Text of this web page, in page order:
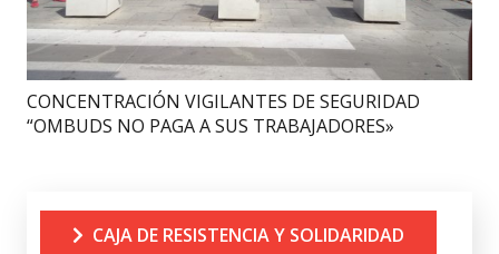
CONCENTRACIÓN VIGILANTES DE SEGURIDAD
“OMBUDS NO PAGA A SUS TRABAJADORES»
CAJA DE RESISTENCIA Y SOLIDARIDAD